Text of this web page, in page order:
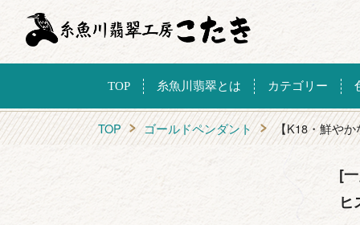
TOP 糸魚川翡翠とは カテゴリー
TOP ゴールドペンダント 【K18・鮮や
[
ヒ